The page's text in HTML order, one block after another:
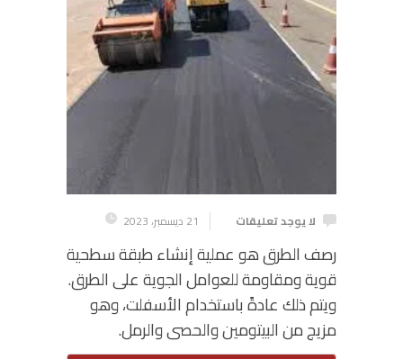
21 ديسمبر، 2023 لا يوجد تعليقات
رصف الطرق هو عملية إنشاء طبقة سطحية
قوية ومقاومة للعوامل الجوية على الطرق.
ويتم ذلك عادةً باستخدام الأسفلت، وهو
مزيج من البيتومين والحصى والرمل.